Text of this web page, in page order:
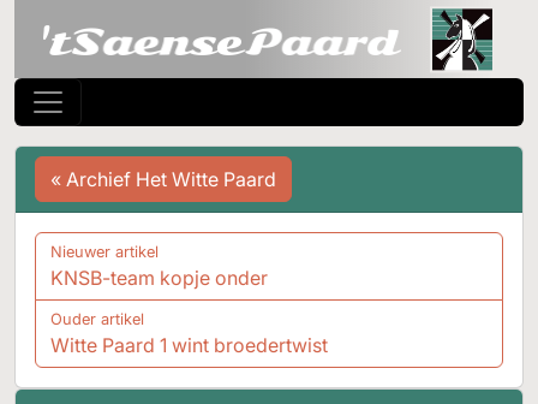
« Archief Het Witte Paard
Nieuwer artikel
KNSB-team kopje onder
Ouder artikel
Witte Paard 1 wint broedertwist